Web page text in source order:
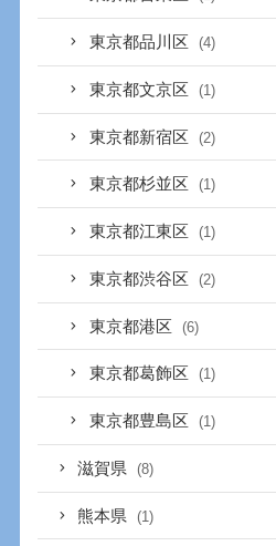
東京都品川区 (4)
東京都文京区 (1)
東京都新宿区 (2)
東京都杉並区 (1)
東京都江東区 (1)
東京都渋谷区 (2)
東京都港区 (6)
東京都葛飾区 (1)
東京都豊島区 (1)
滋賀県 (8)
熊本県 (1)